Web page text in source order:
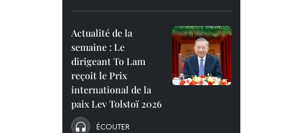
Actualité de la
semaine : Le
dirigeant To Lam
reçoit le Prix
international de la
paix Lev Tolstoï 2026
ÉCOUTER